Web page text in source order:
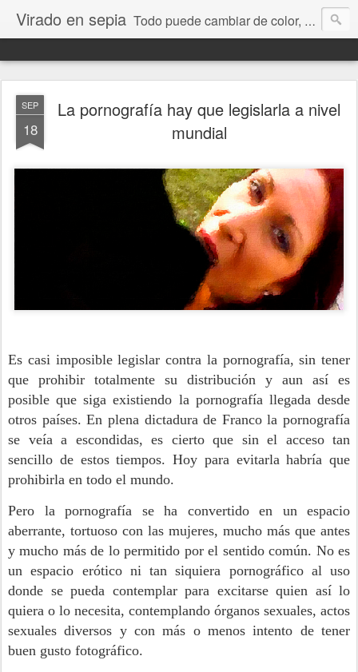
Virado en sepia Todo puede cambiar de color, depende de nosotros y de nuestra capacidad para aprender a mirar. Hablamos de sociedad, economía, empresa, política, RRHH, formación. De Historia reciente, de educación y de temas sociales.
SEP
18
La pornografía hay que legislarla a nivel
mundial
Es casi imposible legislar contra la pornografía, sin tener
que prohibir totalmente su distribución y aun así es
posible que siga existiendo la pornografía llegada desde
otros países. En plena dictadura de Franco la pornografía
se veía a escondidas, es cierto que sin el acceso tan
sencillo de estos tiempos. Hoy para evitarla habría que
prohibirla en todo el mundo.
Pero la pornografía se ha convertido en un espacio
aberrante, tortuoso con las mujeres, mucho más que antes
y mucho más de lo permitido por el sentido común. No es
un espacio erótico ni tan siquiera pornográfico al uso
donde se pueda contemplar para excitarse quien así lo
quiera o lo necesita, contemplando órganos sexuales, actos
sexuales diversos y con más o menos intento de tener
buen gusto fotográfico.